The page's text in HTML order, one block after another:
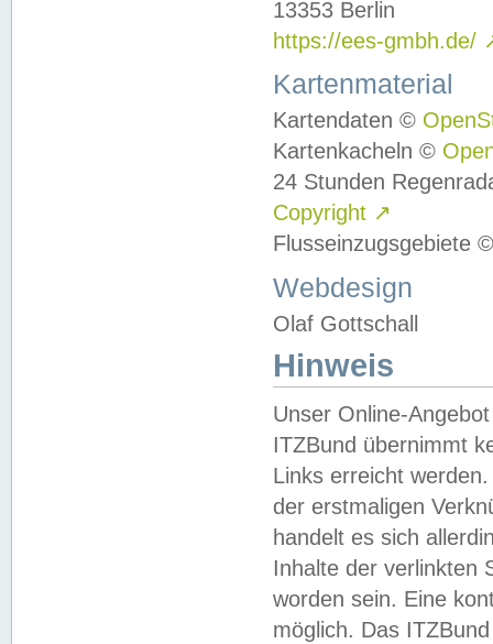
13353 Berlin
https://ees-gmbh.de/
Kartenmaterial
Kartendaten ©
Kartenkacheln ©
24 Stunden
Copyright ↗
Flusseinzugsgebiete
Webdesign
Olaf Gottschall
Hinweis
Unser Online-
ITZBund übernimmt
Links erreicht
der erstmaligen
handelt es sich
Inhalte der verlinkten
worden sein. Eine
möglich. Das